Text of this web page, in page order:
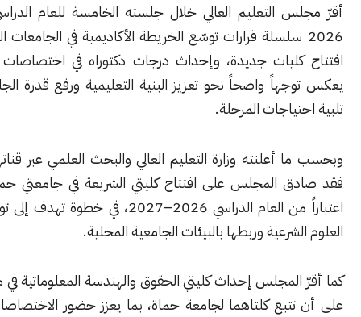
أقرّ مجلس التعليم العالي خلال جلسته الخامسة للعام الدراسي 2025–
سلسلة قرارات توسّع الخريطة الأكاديمية في الجامعات السورية، عبر
جديدة، وإحداث درجات دكتوراه في اختصاصات نوعية، بما
واضحاً نحو تعزيز البنية التعليمية ورفع قدرة الجامعات على
المرحلة.
أعلنته وزارة التعليم العالي والبحث العلمي عبر قناتها الرسمية،
المجلس على افتتاح كليتي الشريعة في جامعتي حمص وحماة
اعتباراً من العام الدراسي 2026–2027، في خطوة تهدف إلى توسيع برامج
وربطها بالبيئات الجامعية المحلية.
إحداث كليتي الحقوق والهندسة المعلوماتية في مدينة حماة
كلتاهما لجامعة حماة، بما يعزز حضور الاختصاصات القانونية